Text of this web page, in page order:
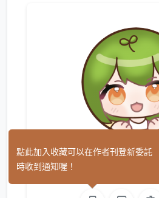
沙拉 (26)
點此加入收藏可以在作者刊登新委託
時收到通知喔！